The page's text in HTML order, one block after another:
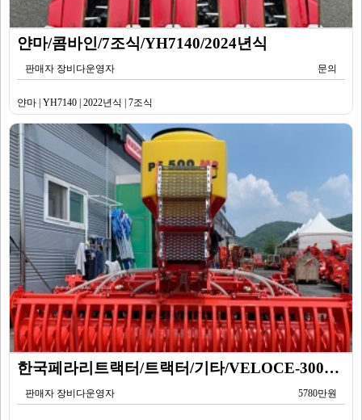
얀마/콤바인/7조식/YH7140/2024년식
판매자 장비다운영자 문의
얀마 | YH7140 | 2022년식 | 7조식
한국페라리트랙터/트랙터/기타/VELOCE-300PS500M2E/2022년식
판매자 장비다운영자 5780만원